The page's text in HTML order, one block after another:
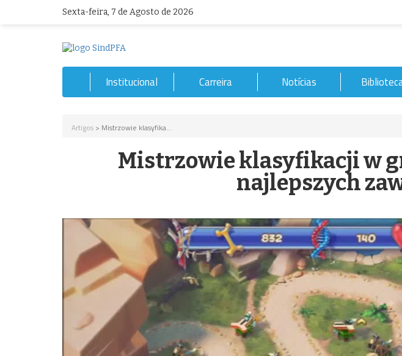
Sexta-feira, 7 de Agosto de 2026
Institucional Carreira Notícias
Artigos > Mistrzowie klasyfika...
Mistrzowie klasyfikacji w
najlepszych